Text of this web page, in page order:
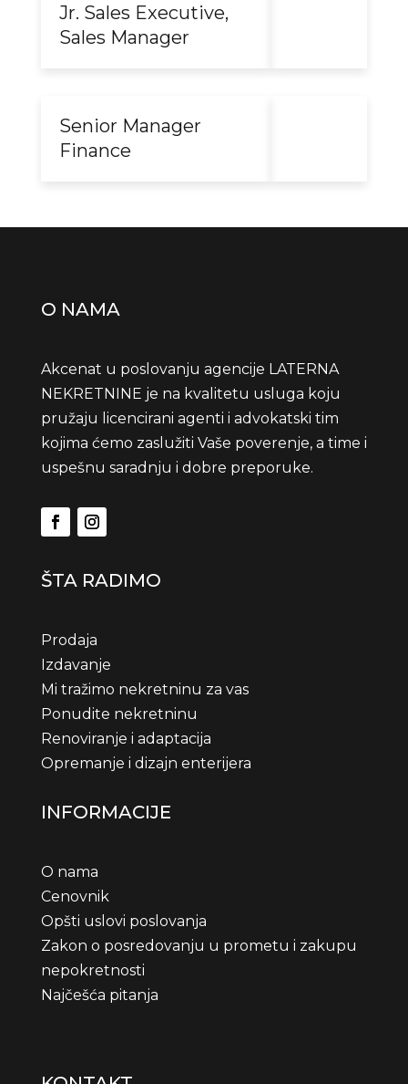
Jr. Sales Executive,
Sales Manager
Senior Manager
Finance
O NAMA
Akcenat u poslovanju agencije LATERNA
NEKRETNINE je na kvalitetu usluga koju
pružaju licencirani agenti i advokatski tim
kojima ćemo zaslužiti Vaše poverenje, a time i
uspešnu saradnju i dobre preporuke.
ŠTA RADIMO
Prodaja
Izdavanje
Mi tražimo nekretninu za vas
Ponudite nekretninu
Renoviranje i adaptacija
Opremanje i dizajn enterijera
INFORMACIJE
O nama
Cenovnik
Opšti uslovi poslovanja
Zakon o posredovanju u prometu i zakupu
nepokretnosti
Najčešća pitanja